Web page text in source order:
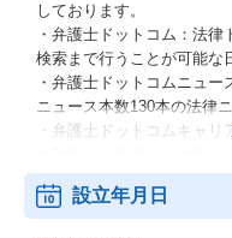
しております。
・弁護士ドットコム：法
検索まで行うことが可能な
・弁護士ドットコムニュ
ニュース本数130本の法律
・弁護士ドットコムキャ
・EXCAREER：管理部門
・BUSINESS LAWYERS：
設立年月日